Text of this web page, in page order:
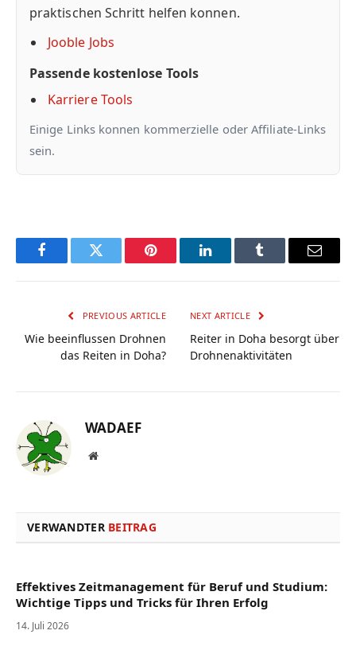
praktischen Schritt helfen konnen.
Jooble Jobs
Passende kostenlose Tools
Karriere Tools
Einige Links konnen kommerzielle oder Affiliate-Links
sein.
FacebookTwitter Pinterest LinkedInTumblr Email
PREVIOUS ARTICLE
Wie beeinflussen Drohnen
das Reiten in Doha?
NEXT ARTICLE
Reiter in Doha besorgt über
Drohnenaktivitäten
WADAEF
Website
VERWANDTER BEITRAG
Effektives Zeitmanagement für Beruf und Studium:
Wichtige Tipps und Tricks für Ihren Erfolg
14. Juli 2026